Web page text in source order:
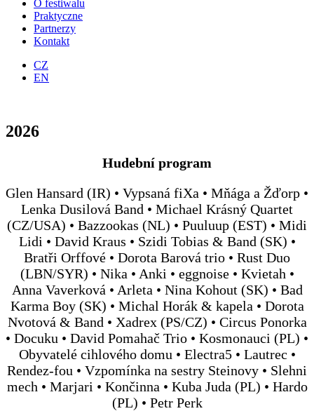
O festiwalu
Praktyczne
Partnerzy
Kontakt
CZ
EN
2026
Hudební program
Glen Hansard (IR) • Vypsaná fiXa • Mňága a Žďorp •
Lenka Dusilová Band • Michael Krásný Quartet
(CZ/USA) • Bazzookas (NL) • Puuluup (EST) • Midi
Lidi • David Kraus • Szidi Tobias & Band (SK) •
Bratři Orffové • Dorota Barová trio • Rust Duo
(LBN/SYR) • Nika • Anki • eggnoise • Kvietah •
Anna Vaverková • Arleta • Nina Kohout (SK) • Bad
Karma Boy (SK) • Michal Horák & kapela • Dorota
Nvotová & Band • Xadrex (PS/CZ) • Circus Ponorka
• Docuku • David Pomahač Trio • Kosmonauci (PL) •
Obyvatelé cihlového domu • Electra5 • Lautrec •
Rendez-fou • Vzpomínka na sestry Steinovy • Slehni
mech • Marjari • Končinna • Kuba Juda (PL) • Hardo
(PL) • Petr Perk